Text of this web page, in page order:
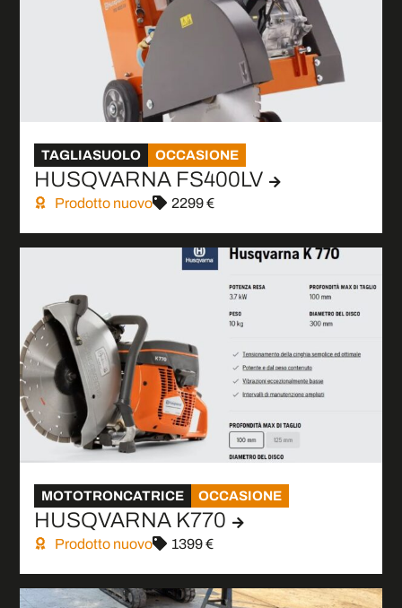
TAGLIASUOLO OCCASIONE
HUSQVARNA FS400LV
Prodotto nuovo 2299 €
MOTOTRONCATRICE OCCASIONE
HUSQVARNA K770
Prodotto nuovo 1399 €